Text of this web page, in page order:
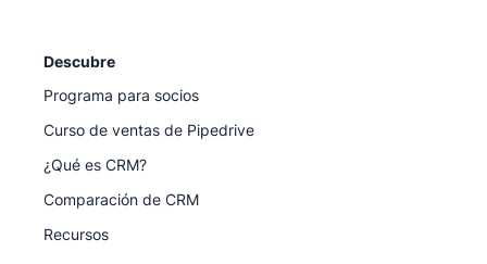
Descubre
Programa para socios
Curso de ventas de Pipedrive
¿Qué es CRM?
Comparación de CRM
Recursos